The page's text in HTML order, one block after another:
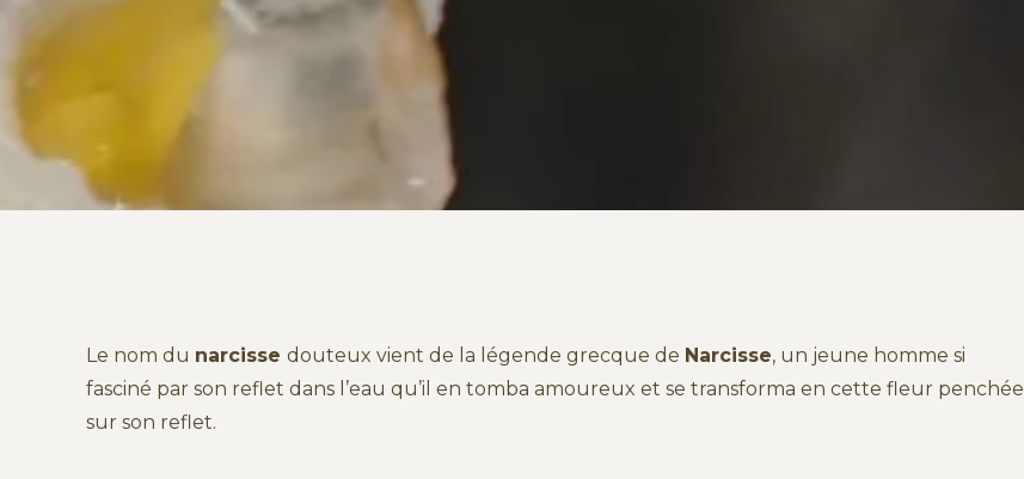
Le nom du narcisse douteux vient de la légende grecque de Narcisse, un jeune homme si
fasciné par son reflet dans l’eau qu’il en tomba amoureux et se transforma en cette fleur penchée
sur son reflet.